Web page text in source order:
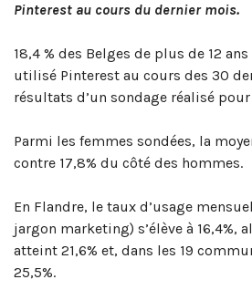
Pinterest au cours du dernier mois.
18,4 % des Belges de plus de 12
utilisé Pinterest au cours des 30
résultats d’un sondage réalisé
Parmi les femmes sondées, la
contre 17,8% du côté des hommes.
En Flandre, le taux d’usage
jargon marketing) s’élève à 16,4%,
atteint 21,6% et, dans les 19
25,5%.